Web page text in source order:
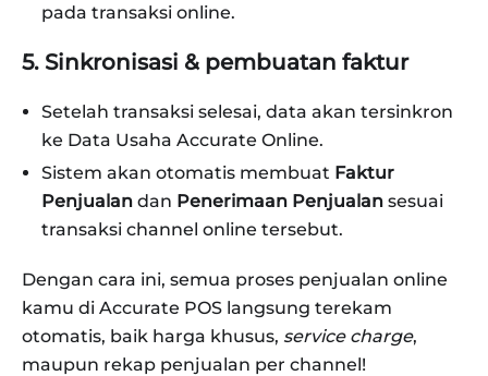
pada transaksi online.
5. Sinkronisasi & pembuatan faktur
Setelah transaksi selesai, data akan tersinkron
ke Data Usaha Accurate Online.
Sistem akan otomatis membuat Faktur
Penjualan dan Penerimaan Penjualan sesuai
transaksi channel online tersebut.
Dengan cara ini, semua proses penjualan online
kamu di Accurate POS langsung terekam
otomatis, baik harga khusus, service charge,
maupun rekap penjualan per channel!